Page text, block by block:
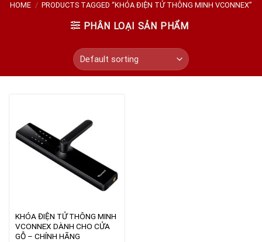
HOME / PRODUCTS TAGGED “KHÓA ĐIỆN TỬ THÔNG MINH VCONNEX”
PHÂN LOẠI SẢN PHẨM
KHÓA ĐIỆN TỬ THÔNG MINH
VCONNEX DÀNH CHO CỬA
GỖ – CHÍNH HÃNG